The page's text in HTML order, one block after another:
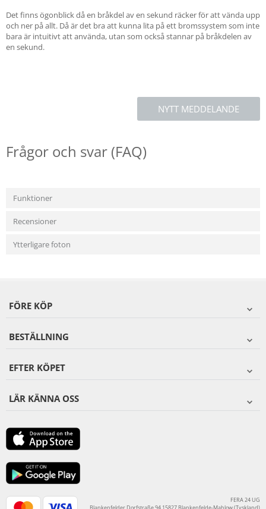
Det finns ögonblick då en bråkdel av en sekund räcker för att vända upp
och ner på allt. Då är det bra att kunna lita på ett bromssystem som inte
bara är intuitivt att använda, utan som också stannar på bråkdelen av
en sekund.
NYTT MEDDELANDE
Frågor och svar (FAQ)
Funktioner
Recensioner
Ytterligare foton
FÖRE KÖP
BESTÄLLNING
EFTER KÖPET
LÄR KÄNNA OSS
FERA 24 UG